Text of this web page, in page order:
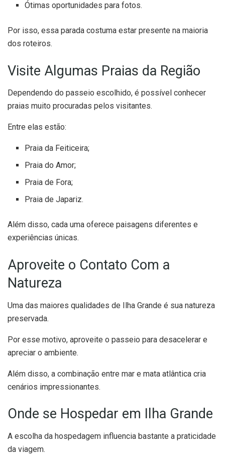
Ótimas oportunidades para fotos.
Por isso, essa parada costuma estar presente na maioria
dos roteiros.
Visite Algumas Praias da Região
Dependendo do passeio escolhido, é possível conhecer
praias muito procuradas pelos visitantes.
Entre elas estão:
Praia da Feiticeira;
Praia do Amor;
Praia de Fora;
Praia de Japariz.
Além disso, cada uma oferece paisagens diferentes e
experiências únicas.
Aproveite o Contato Com a
Natureza
Uma das maiores qualidades de Ilha Grande é sua natureza
preservada.
Por esse motivo, aproveite o passeio para desacelerar e
apreciar o ambiente.
Além disso, a combinação entre mar e mata atlântica cria
cenários impressionantes.
Onde se Hospedar em Ilha Grande
A escolha da hospedagem influencia bastante a praticidade
da viagem.